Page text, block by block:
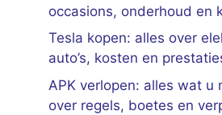
occasions, onderhoud en
Tesla kopen: alles over
auto’s, kosten en
APK verlopen: alles wat u
over regels, boetes en